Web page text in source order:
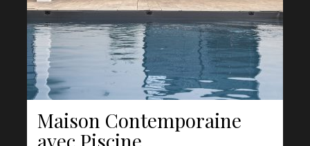
Maison Contemporaine